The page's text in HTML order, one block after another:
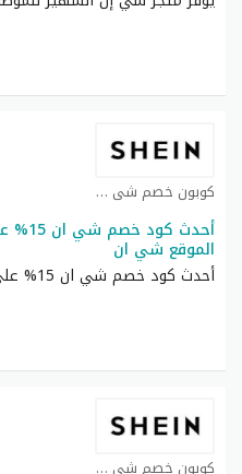
كوبون خصم شي ان كوبون
أحدث
الموقع شي ان
أحدث كود خصم شي ان 15% على عند شراء أول
كوبون خصم شي ان كوبون